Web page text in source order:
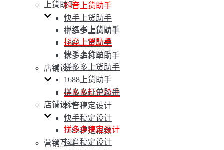
抖音上货助手
快手上货助手
拼多多上货助手
1688上货助手
拼多多打单助手
店铺设计
拼多多稿定设计
抖音稿定设计
快手稿定设计
1688稿定视频
营销互动
上货助手
小红书上货助手
抖音上货助手
快手上货助手
拼多多上货助手
1688上货助手
拼多多打单助手
店铺设计
拼多多稿定设计
抖音稿定设计